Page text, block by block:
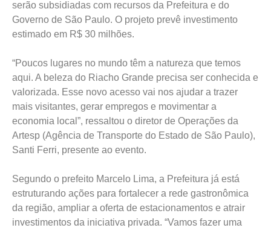
serão subsidiadas com recursos da Prefeitura e do
Governo de São Paulo. O projeto prevê investimento
estimado em R$ 30 milhões.
“Poucos lugares no mundo têm a natureza que temos
aqui. A beleza do Riacho Grande precisa ser conhecida e
valorizada. Esse novo acesso vai nos ajudar a trazer
mais visitantes, gerar empregos e movimentar a
economia local”, ressaltou o diretor de Operações da
Artesp (Agência de Transporte do Estado de São Paulo),
Santi Ferri, presente ao evento.
Segundo o prefeito Marcelo Lima, a Prefeitura já está
estruturando ações para fortalecer a rede gastronômica
da região, ampliar a oferta de estacionamentos e atrair
investimentos da iniciativa privada. “Vamos fazer uma